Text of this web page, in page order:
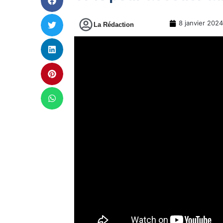
La Rédaction 8 janvier 2024